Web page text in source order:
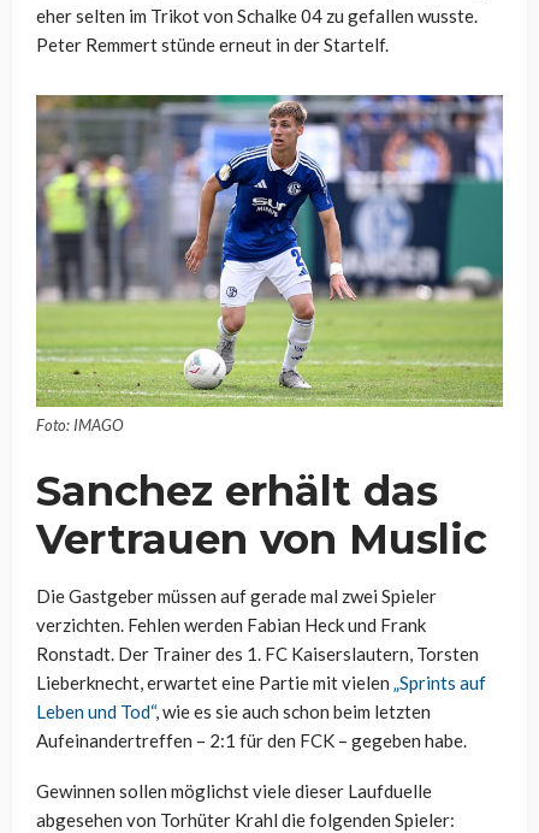
eher selten im Trikot von Schalke 04 zu gefallen wusste.
Peter Remmert stünde erneut in der Startelf.
Foto: IMAGO
Sanchez erhält das
Vertrauen von Muslic
Die Gastgeber müssen auf gerade mal zwei Spieler
verzichten. Fehlen werden Fabian Heck und Frank
Ronstadt. Der Trainer des 1. FC Kaiserslautern, Torsten
Lieberknecht, erwartet eine Partie mit vielen „Sprints auf
Leben und Tod“, wie es sie auch schon beim letzten
Aufeinandertreffen – 2:1 für den FCK – gegeben habe.
Gewinnen sollen möglichst viele dieser Laufduelle
abgesehen von Torhüter Krahl die folgenden Spieler: